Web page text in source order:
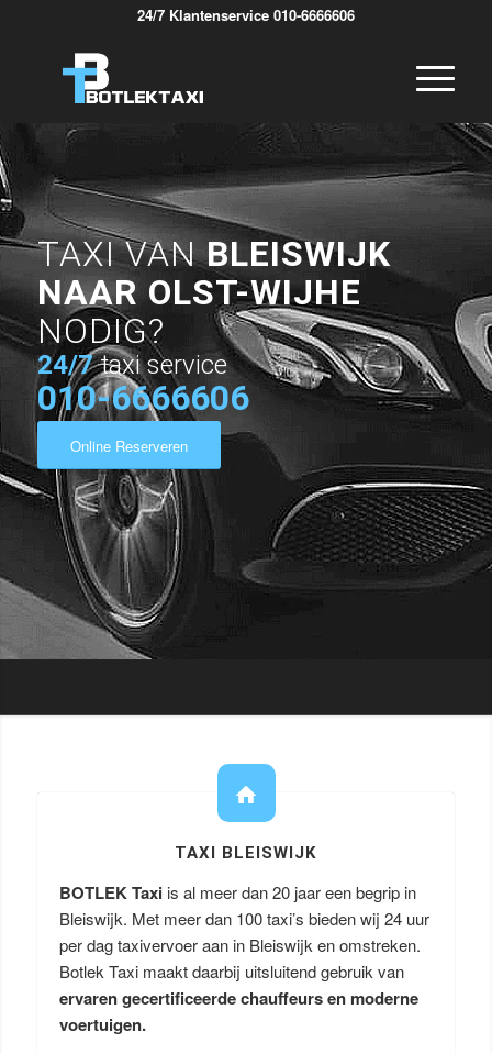
24/7 Klantenservice 010-6666606
TAXI VANBLEISWIJK
NAAR OLST-WIJHE
NODIG?
24/7 taxi service
010-6666606
Online Reserveren
TAXI BLEISWIJK
BOTLEK Taxi is al meer dan 20 jaar een begrip in
Bleiswijk. Met meer dan 100 taxi’s bieden wij 24 uur
per dag taxivervoer aan in Bleiswijk en omstreken.
Botlek Taxi maakt daarbij uitsluitend gebruik van
ervaren gecertificeerde chauffeurs en moderne
voertuigen.